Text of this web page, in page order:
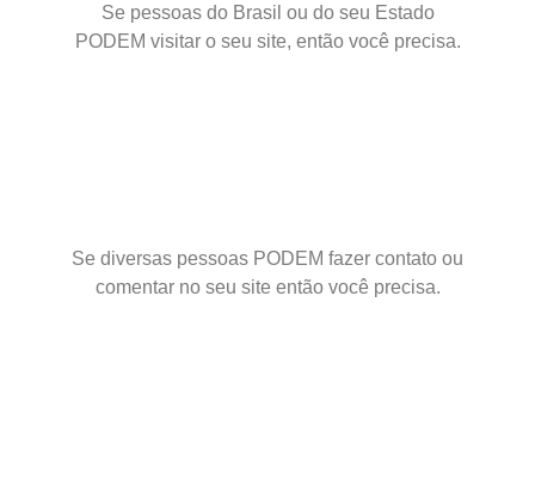
Se pessoas do Brasil ou do seu Estado
PODEM visitar o seu site, então você precisa.
Se diversas pessoas PODEM fazer contato ou
comentar no seu site então você precisa.